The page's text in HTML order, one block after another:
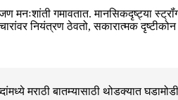
गमावतात. मानसिकदृष्ट्या स्ट्रॉंग
नियंत्रण ठेवतो, सकारात्मक
मराठी बातम्यासाठी थोडक्यात